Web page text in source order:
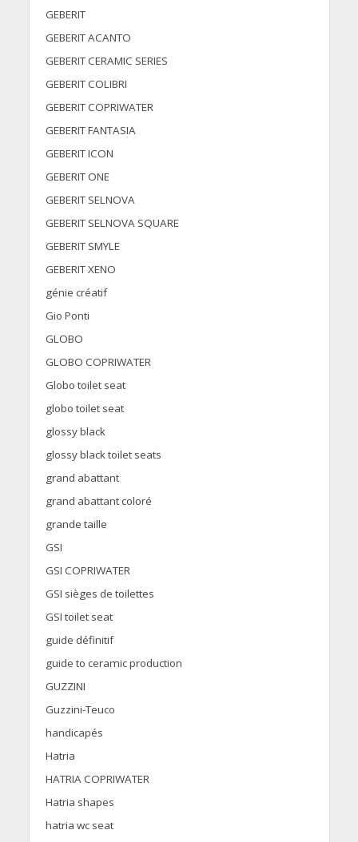
GEBERIT
GEBERIT ACANTO
GEBERIT CERAMIC SERIES
GEBERIT COLIBRI
GEBERIT COPRIWATER
GEBERIT FANTASIA
GEBERIT ICON
GEBERIT ONE
GEBERIT SELNOVA
GEBERIT SELNOVA SQUARE
GEBERIT SMYLE
GEBERIT XENO
génie créatif
Gio Ponti
GLOBO
GLOBO COPRIWATER
Globo toilet seat
globo toilet seat
glossy black
glossy black toilet seats
grand abattant
grand abattant coloré
grande taille
GSI
GSI COPRIWATER
GSI sièges de toilettes
GSI toilet seat
guide définitif
guide to ceramic production
GUZZINI
Guzzini-Teuco
handicapés
Hatria
HATRIA COPRIWATER
Hatria shapes
hatria wc seat